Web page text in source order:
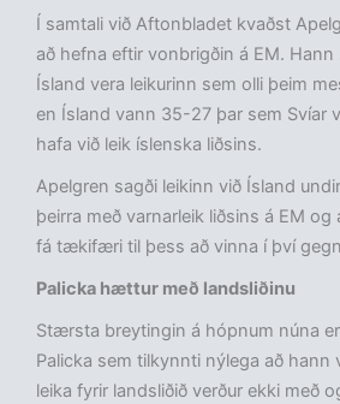
Í samtali við Aftonbladet kvaðst
að hefna eftir vonbrigðin á EM. Hann
Ísland vera leikurinn sem olli þeim
en Ísland vann 35-27 þar sem Svíar
hafa við leik íslenska liðsins.
Apelgren sagði leikinn við Ísland
þeirra með varnarleik liðsins á EM og
fá tækifæri til þess að vinna í því
Palicka hættur með landsliðinu
Stærsta breytingin á hópnum núna
Palicka sem tilkynnti nýlega að
leika fyrir landsliðið verður ekki með